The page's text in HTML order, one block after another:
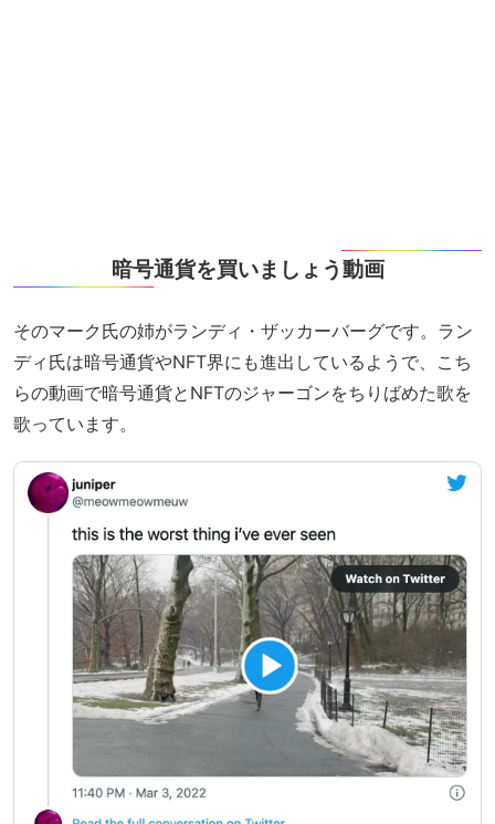
暗号通貨を買いましょう動画
そのマーク氏の姉がランディ・ザッカーバーグです。ラン
ディ氏は暗号通貨やNFT界にも進出しているようで、こち
らの動画で暗号通貨とNFTのジャーゴンをちりばめた歌を
歌っています。